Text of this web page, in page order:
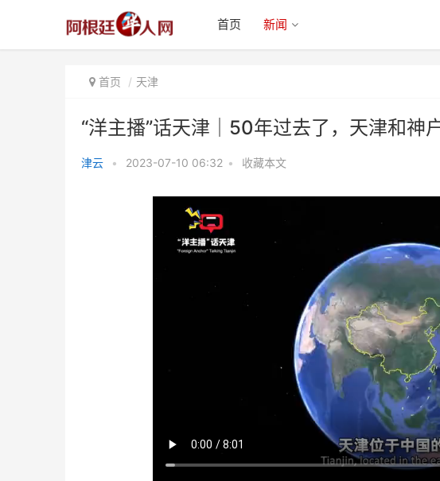
首页 新闻
首页 天津
“洋主播”话天津｜50年过去了，天津和神
津云 • 2023-07-10 06:32 • 收藏本文